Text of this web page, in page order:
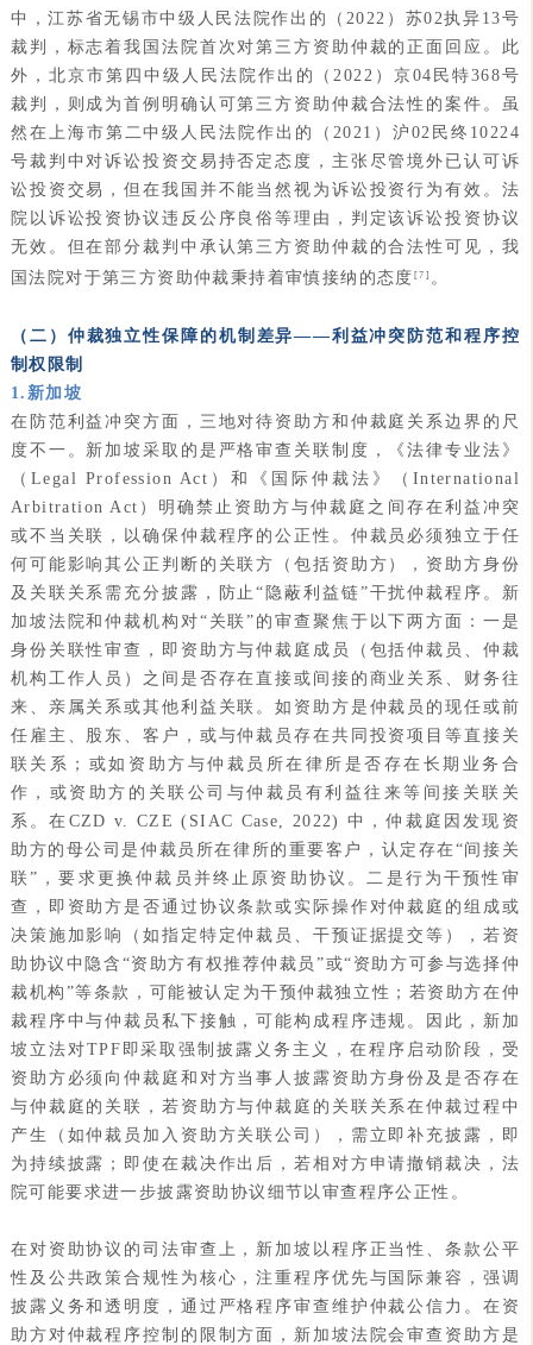
中，江苏省无锡市中级人民法院作出的（2022）苏02执异13号
裁判，标志着我国法院首次对第三方资助仲裁的正面回应。此
外，北京市第四中级人民法院作出的（2022）京04民特368号
裁判，则成为首例明确认可第三方资助仲裁合法性的案件。虽
然在上海市第二中级人民法院作出的（2021）沪02民终10224
号裁判中对诉讼投资交易持否定态度，主张尽管境外已认可诉
讼投资交易，但在我国并不能当然视为诉讼投资行为有效。法
院以诉讼投资协议违反公序良俗等理由，判定该诉讼投资协议
无效。但在部分裁判中承认第三方资助仲裁的合法性可见，我
国法院对于第三方资助仲裁秉持着审慎接纳的态度 [7] 。
（二）仲裁独立性保障的机制差异——利益冲突防范和程序控
制权限制
1.新加坡
在防范利益冲突方面，三地对待资助方和仲裁庭关系边界的尺
度不一。新加坡采取的是严格审查关联制度，《法律专业法》
（Legal Profession Act）和《国际仲裁法》（International
Arbitration Act）明确禁止资助方与仲裁庭之间存在利益冲突
或不当关联，以确保仲裁程序的公正性。仲裁员必须独立于任
何可能影响其公正判断的关联方（包括资助方），资助方身份
及关联关系需充分披露，防止“隐蔽利益链”干扰仲裁程序。新
加坡法院和仲裁机构对“关联”的审查聚焦于以下两方面：一是
身份关联性审查，即资助方与仲裁庭成员（包括仲裁员、仲裁
机构工作人员）之间是否存在直接或间接的商业关系、财务往
来、亲属关系或其他利益关联。如资助方是仲裁员的现任或前
任雇主、股东、客户，或与仲裁员存在共同投资项目等直接关
联关系；或如资助方与仲裁员所在律所是否存在长期业务合
作，或资助方的关联公司与仲裁员有利益往来等间接关联关
系。在CZD v. CZE (SIAC Case, 2022) 中，仲裁庭因发现资
助方的母公司是仲裁员所在律所的重要客户，认定存在“间接关
联”，要求更换仲裁员并终止原资助协议。二是行为干预性审
查，即资助方是否通过协议条款或实际操作对仲裁庭的组成或
决策施加影响（如指定特定仲裁员、干预证据提交等），若资
助协议中隐含“资助方有权推荐仲裁员”或“资助方可参与选择仲
裁机构”等条款，可能被认定为干预仲裁独立性；若资助方在仲
裁程序中与仲裁员私下接触，可能构成程序违规。因此，新加
坡立法对TPF即采取强制披露义务主义，在程序启动阶段，受
资助方必须向仲裁庭和对方当事人披露资助方身份及是否存在
与仲裁庭的关联，若资助方与仲裁庭的关联关系在仲裁过程中
产生（如仲裁员加入资助方关联公司），需立即补充披露，即
为持续披露；即使在裁决作出后，若相对方申请撤销裁决，法
院可能要求进一步披露资助协议细节以审查程序公正性。
在对资助协议的司法审查上，新加坡以程序正当性、条款公平
性及公共政策合规性为核心，注重程序优先与国际兼容，强调
披露义务和透明度，通过严格程序审查维护仲裁公信力。在资
助方对仲裁程序控制的限制方面，新加坡法院会审查资助方是